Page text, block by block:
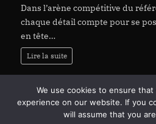
Dans l’arène compétitive du
chaque détail compte pour se
en tête…
Lire la suite
We use cookies to ensure
experience on our website. If you
will assume that you